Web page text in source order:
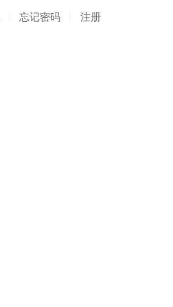
忘记密码 注册